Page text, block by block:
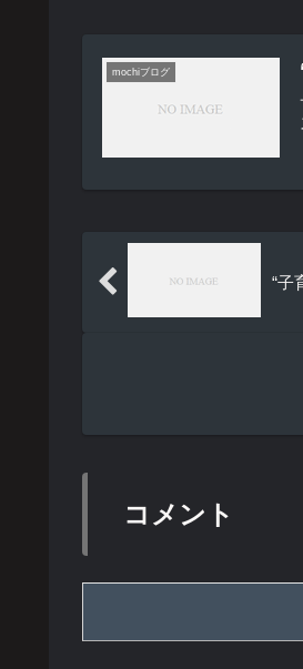
mochiブログ
“子
コメント